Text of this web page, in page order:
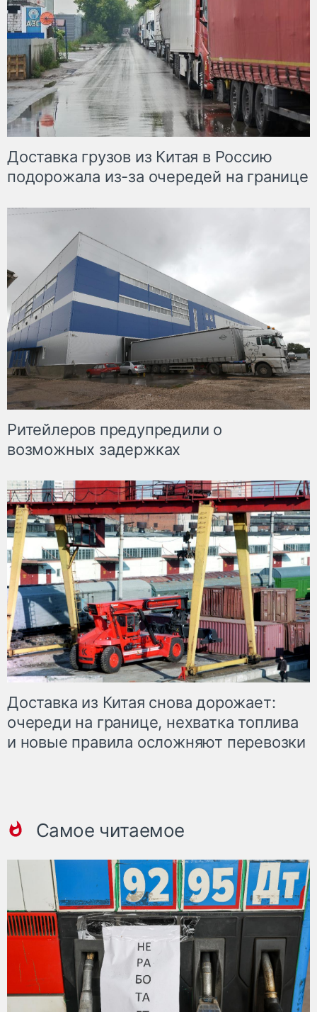
Доставка грузов из Китая в Россию
подорожала из-за очередей на границе
Ритейлеров предупредили о
возможных задержках
Доставка из Китая снова дорожает:
очереди на границе, нехватка топлива
и новые правила осложняют перевозки
Самое читаемое